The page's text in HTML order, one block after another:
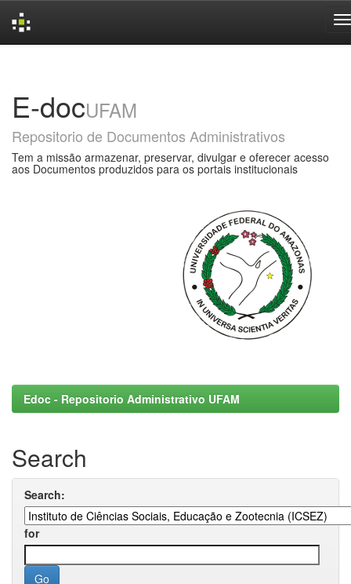
E-docUFAM
Repositorio de Documentos Administrativos
Tem a missão armazenar, preservar, divulgar e oferecer acesso
aos Documentos produzidos para os portais institucionais
Edoc - Repositorio Administrativo UFAM
Search
Search:
for